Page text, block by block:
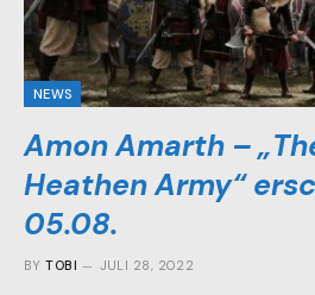
NEWS
Amon Amarth –
Heathen Army“
05.08.
BY TOBI JULI 28, 2022